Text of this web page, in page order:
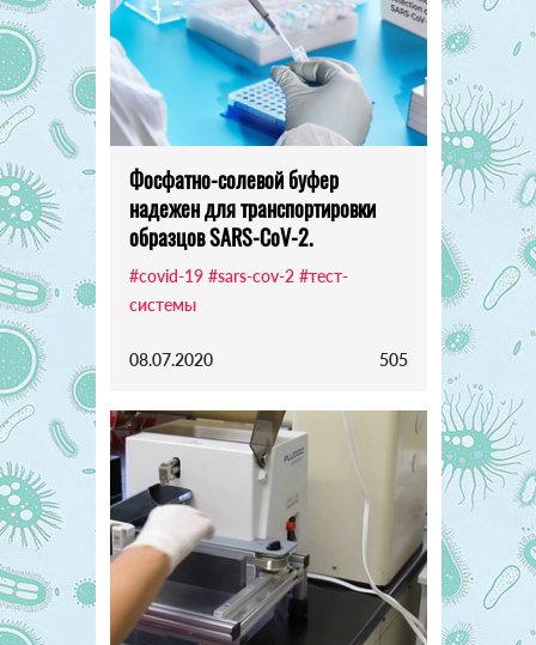
Фосфатно-солевой буфер
надежен для транспортировки
образцов SARS-CoV-2.
#covid-19 #sars-cov-2 #тест-
системы
08.07.2020 505